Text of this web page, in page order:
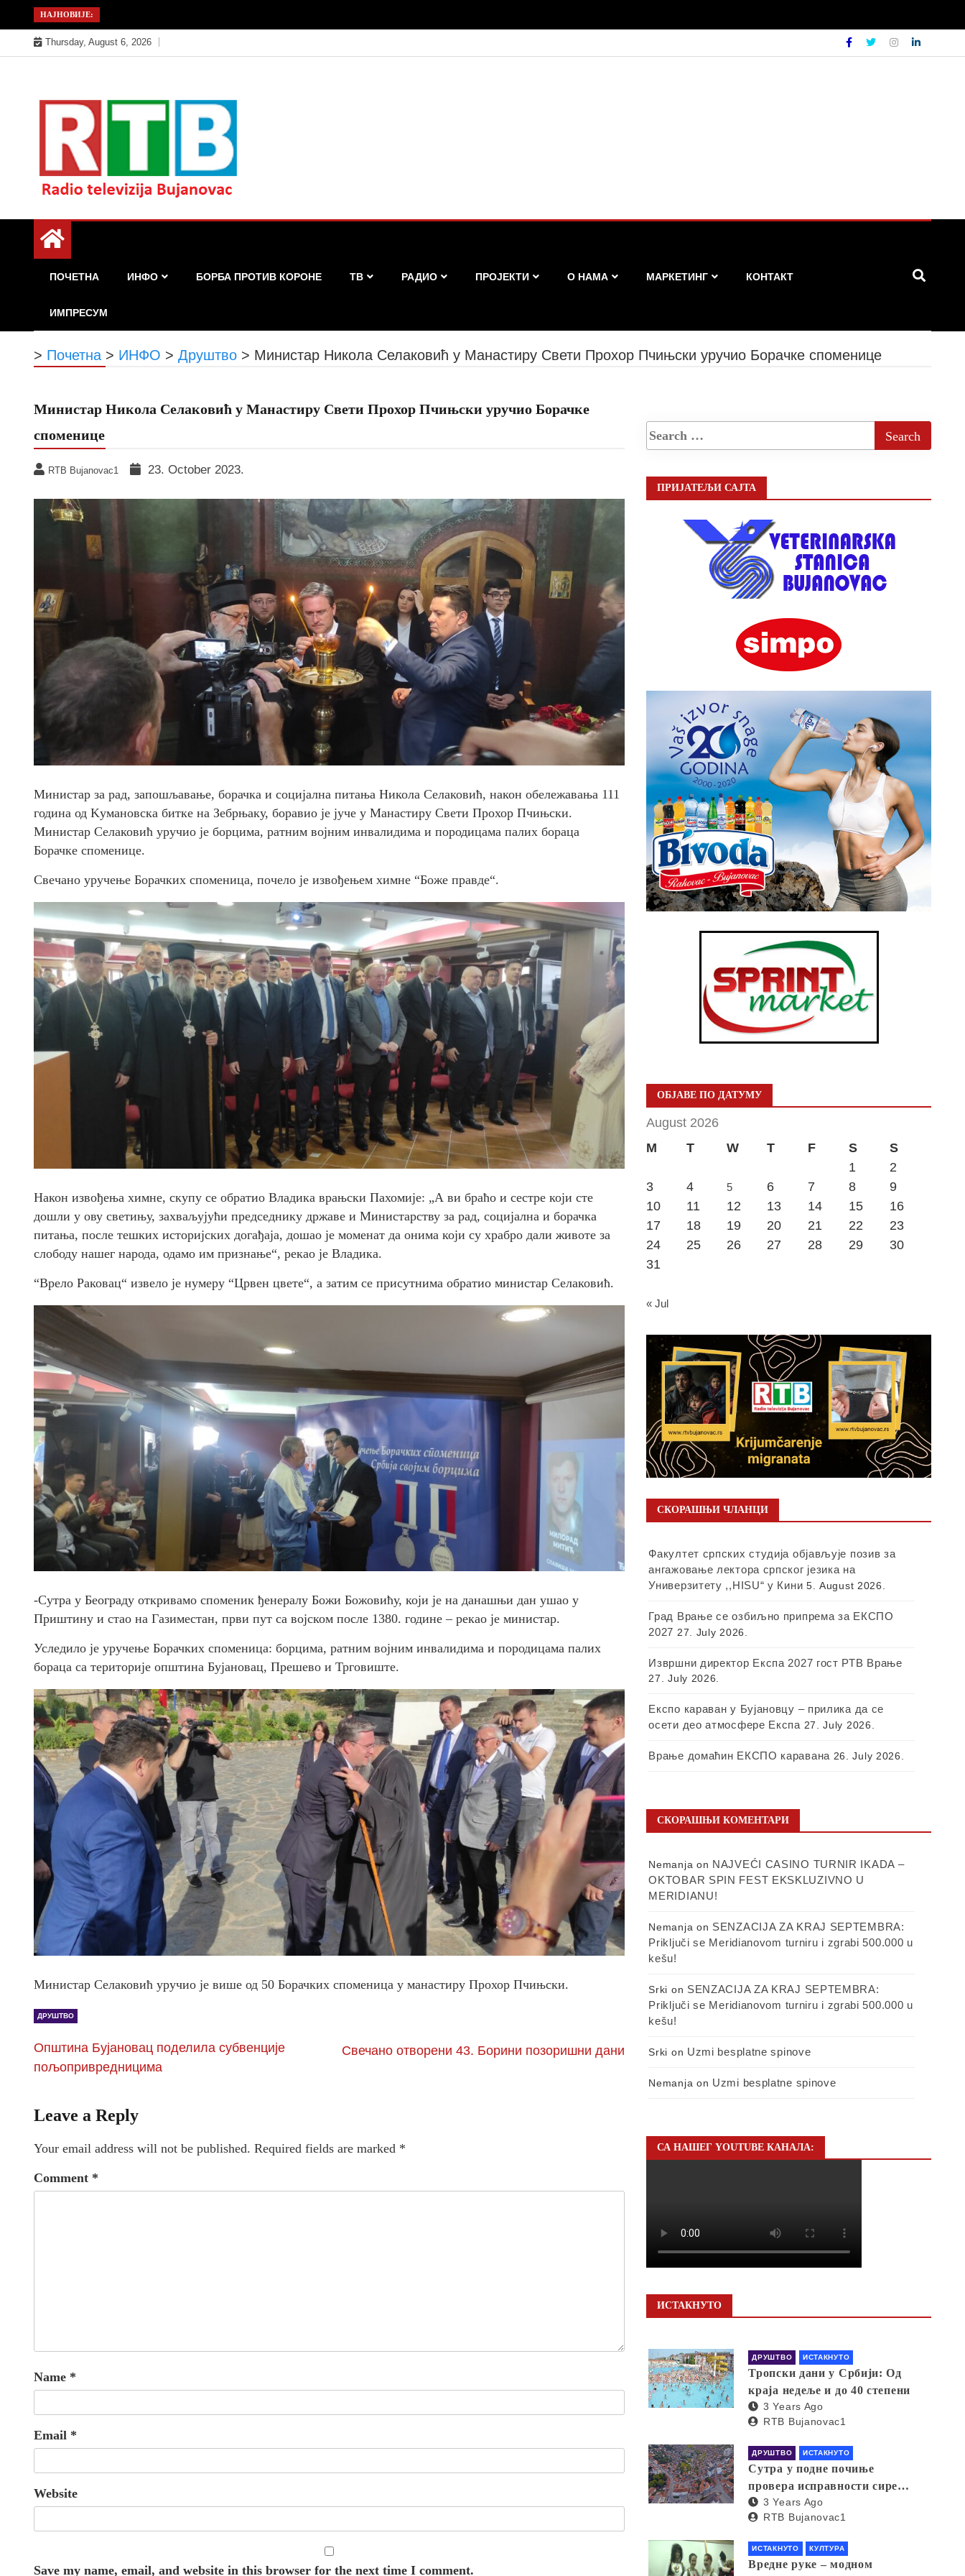
to
content
НАЈНОВИЈЕ:
Thursday, August 6, 2026
РТБ Бујановац
ПОЧЕТНА ИНФО БОРБА ПРОТИВ КОРОНЕ ТВ РАДИО ПРОЈЕКТИ О НАМА МАРКЕТИНГ КОНТАКТ
ИМПРЕСУМ
> Почетна > ИНФО > Друштво > Министар Никола Селаковић у Манастиру Свети Прохор Пчињски уручио Борачке споменице
Министар Никола Селаковић у Манастиру Свети Прохор Пчињски уручио Борачке
споменице
RTB Bujanovac1 23. October 2023.
Министар за рад, запошљавање, борачка и социјална питања Никола Селаковић, након обележавања 111
година од Kумановска битке на Зебрњаку, боравио је јуче у Манастиру Свети Прохор Пчињски.
Министар Селаковић уручио је борцима, ратним војним инвалидима и породицама палих бораца
Борачке споменице.
Свечано уручење Борачких споменица, почело је извођењем химне “Боже правде“.
Након извођења химне, скупу се обратио Владика врањски Пахомије: „А ви браћо и сестре који сте
дошли у ову светињу, захваљујући председнику државе и Министарству за рад, социјална и борачка
питања, после тешких историјских догађаја, дошао је моменат да онима који су храбро дали животе за
слободу нашег народа, одамо им признање“, рекао је Владика.
“Врело Раковац“ извело је нумеру “Црвен цвете“, а затим се присутнима обратио министар Селаковић.
-Сутра у Београду откривамо споменик ђенералу Божи Божовићу, који је на данашњи дан ушао у
Приштину и стао на Газиместан, први пут са војском после 1380. године – рекао је министар.
Уследило је уручење Борачких споменица: борцима, ратним војним инвалидима и породицама палих
бораца са територије општина Бујановац, Прешево и Трговиште.
Министар Селаковић уручио је више од 50 Борачких споменица у манастиру Прохор Пчињски.
ДРУШТВО
Општина Бујановац поделила субвенције
пољопривредницима
Свечано отворени 43. Борини позоришни дани
Leave a Reply
Your email address will not be published. Required fields are marked *
Comment *
Name *
Email *
Website
Save my name, email, and website in this browser for the next time I comment.
ПРИЈАТЕЉИ САЈТА
ОБЈАВЕ ПО ДАТУМУ
August 2026
M
T W T F S
S
1
2
3
4 5 6 7 8
9
10
11 12 13 14 15
16
17
18 19 20 21 22
23
24
25 26 27 28 29
30
31
« Jul
СКОРАШЊИ ЧЛАНЦИ
Факултет српских студија објављује позив за
ангажовање лектора српског језика на
Универзитету ,,HISU“ у Кини 5. August 2026.
Град Врање се озбиљно припрема за ЕКСПО
2027 27. July 2026.
Извршни директор Експа 2027 гост РТВ Врање
27. July 2026.
Експо караван у Бујановцу – прилика да се
осети део атмосфере Експа 27. July 2026.
Врање домаћин ЕКСПО каравана 26. July 2026.
СКОРАШЊИ КОМЕНТАРИ
Nemanja on NAJVEĆI CASINO TURNIR IKADA –
OKTOBAR SPIN FEST EKSKLUZIVNO U
MERIDIANU!
Nemanja on SENZACIJA ZA KRAJ SEPTEMBRA:
Priključi se Meridianovom turniru i zgrabi 500.000 u
kešu!
Srki on SENZACIJA ZA KRAJ SEPTEMBRA:
Priključi se Meridianovom turniru i zgrabi 500.000 u
kešu!
Srki on Uzmi besplatne spinove
Nemanja on Uzmi besplatne spinove
СА НАШЕГ YOUTUBE КАНАЛА:
ИСТАКНУТО
ДРУШТВО ИСТАКНУТО
Тропски дани у Србији: Од
краја недеље и до 40 степени
3 Years Ago
RTB Bujanovac1
ДРУШТВО ИСТАКНУТО
Сутра у подне почиње
провера исправности сирена
за узбуњивање
3 Years Ago
RTB Bujanovac1
ИСТАКНУТО КУЛТУРА
Вредне руке – модном